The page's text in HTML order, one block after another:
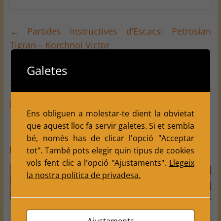
←
Partides Instructives d’Escacs: Petrosian
Tigran – Korchnoi Victor
Torneig d’Escacs al Centre Cívic de Balàfia – 3 de
gener de 2025
You May Also Like
Partides
Ronda 8
Partides
Galetes
Ens obliguen a molestar-te dient la obvietat
que aquest lloc fa servir galetes. Si et sembla
bé, nomès has de clicar l'opció "Acceptar
tot". També pots elegir quin tipus de cookies
vols fent clic a l'opció "Ajustaments". Llegeix
la nostra política de privadesa.